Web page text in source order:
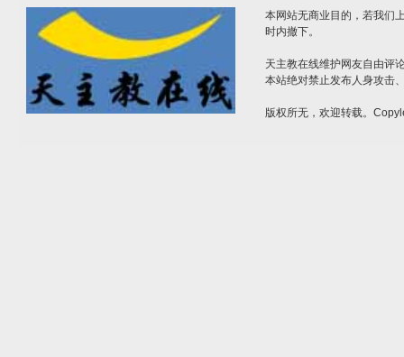
本网站无商业目的，若我们
时内撤下。
天主教在线维护网友自由评
本站绝对禁止发布人身攻击
版权所无，欢迎转载。